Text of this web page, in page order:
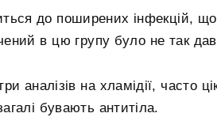
до поширених інфекцій,
в цю групу було не так
аналізів на хламідії, часто
бувають антитіла.